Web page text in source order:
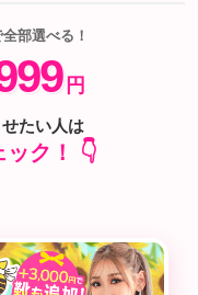
部選べる！
円
たい人は
ック！ 👇